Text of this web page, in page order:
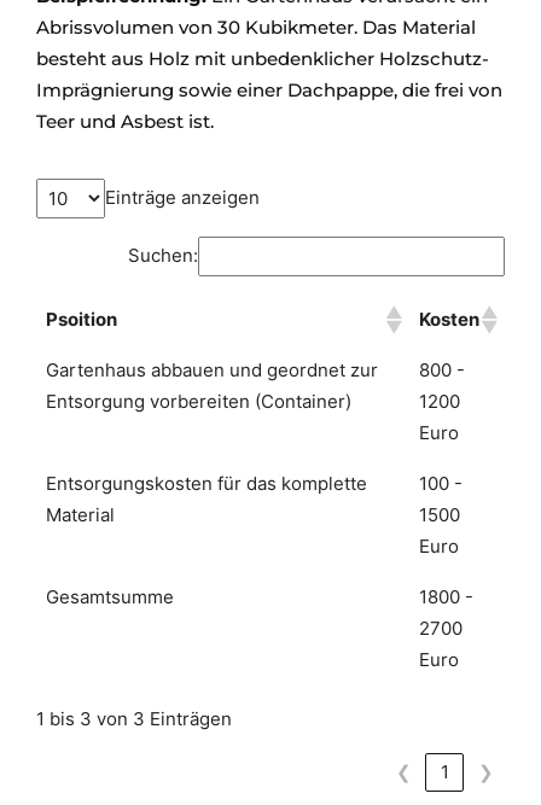
Abrissvolumen von 30 Kubikmeter. Das Material
besteht aus Holz mit unbedenklicher Holzschutz-
Imprägnierung sowie einer Dachpappe, die frei von
Teer und Asbest ist.
Einträge anzeigen
Suchen:
Psoition Kosten
Gartenhaus abbauen und geordnet zur
Entsorgung vorbereiten (Container)
800 -
1200
Euro
Entsorgungskosten für das komplette
Material
100 -
1500
Euro
Gesamtsumme
1800 -
2700
Euro
1 bis 3 von 3 Einträgen
❮ 1 ❯